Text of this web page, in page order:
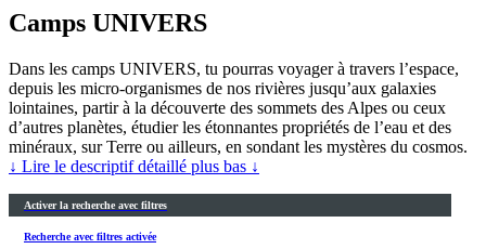
Camps UNIVERS
Dans les camps UNIVERS, tu pourras voyager à travers l’espace,
depuis les micro-organismes de nos rivières jusqu’aux galaxies
lointaines, partir à la découverte des sommets des Alpes ou ceux
d’autres planètes, étudier les étonnantes propriétés de l’eau et des
minéraux, sur Terre ou ailleurs, en sondant les mystères du cosmos.
↓ Lire le descriptif détaillé plus bas ↓
Activer la recherche avec filtres
Recherche avec filtres activée